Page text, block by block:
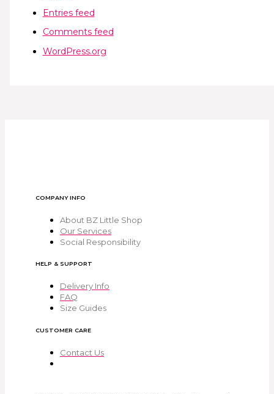
Entries feed
Comments feed
WordPress.org
COMPANY INFO
About BZ Little Shop
Our Services
Social Responsibility
HELP & SUPPORT
Delivery Info
FAQ
Size Guides
CUSTOMER CARE
Contact Us